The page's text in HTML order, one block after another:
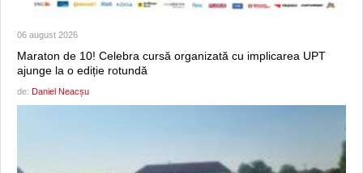
06 august 2026
Maraton de 10! Celebra cursă organizată cu implicarea UPT
ajunge la o ediție rotundă
de: Daniel Neacșu